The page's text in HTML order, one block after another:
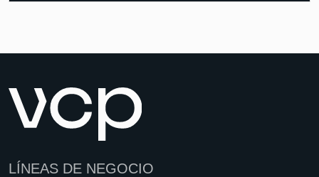
LÍNEAS DE NEGOCIO